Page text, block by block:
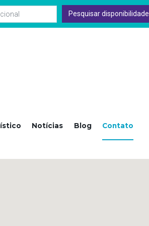
ACESSE OPORTAL CIIC
Notícias Blog Contato
Pesquisar disponibilidade